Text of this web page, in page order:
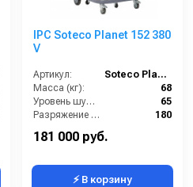
IPC Soteco Planet 152 380
V
Артикул:
Soteco Planet 152 380V
Масса (кг):
68
Уровень шума (дБ):
65
Разряжение (мБар):
180
181 000 руб.
⚡ В корзину